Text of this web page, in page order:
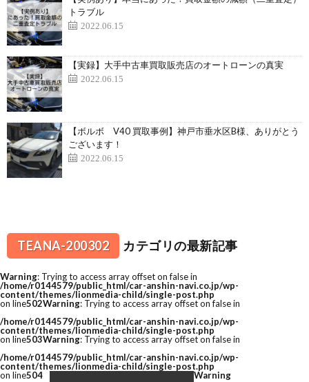
トラブル
2022.06.15
【実録】大手中古車買取販売店のオートローンの真実
2022.06.15
【ボルボ V40 買取事例】神戸市垂水区B様、ありがとう
ございます！
2022.06.15
TEANA-200302 カテゴリの最新記事
Warning: Trying to access array offset on false in
/home/r0144579/public_html/car-anshin-navi.co.jp/wp-
content/themes/lionmedia-child/single-post.php
on line502Warning: Trying to access array offset on false in
/home/r0144579/public_html/car-anshin-navi.co.jp/wp-
content/themes/lionmedia-child/single-post.php
on line503Warning: Trying to access array offset on false in
/home/r0144579/public_html/car-anshin-navi.co.jp/wp-
content/themes/lionmedia-child/single-post.php
on line504 Warning